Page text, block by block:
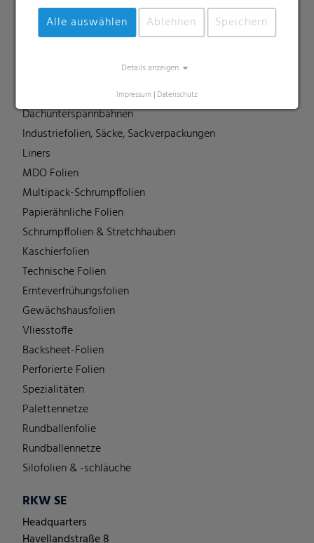
Alle auswählen Ablehnen Speichern
Details anzeigen
Impressum | Datenschutz
Dachunterspannbahnen
Industriefolien, Säcke, Sackverpackungen
Liners
MDO Folien
Multipack-Schrumpffolien
Papierähnliche Folien
Schrumpffolien & Stretchhauben
Kaschierfolien
Technische Folien
Ernteverfrühungsfolien
Gewächshausfolien
Vliesstoffe
Backsheet-Folien
Perforierte Folien
Spezialitäten
Palettennetze
Rundballenfolie
Rundballennetze
Silofolien & -schläuche
RKW SE
Headquarters
Havellandstraße 8